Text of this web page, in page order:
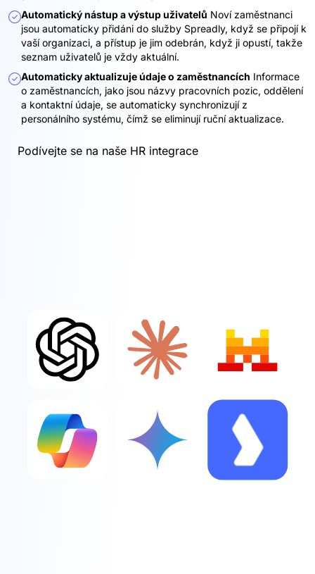
Automatický nástup a výstup uživatelů Noví zaměstnanci
jsou automaticky přidáni do služby Spreadly, když se připojí k
vaší organizaci, a přístup je jim odebrán, když ji opustí, takže
seznam uživatelů je vždy aktuální.
Automaticky aktualizuje údaje o zaměstnancích Informace
o zaměstnancích, jako jsou názvy pracovních pozic, oddělení
a kontaktní údaje, se automaticky synchronizují z
personálního systému, čímž se eliminují ruční aktualizace.
Podívejte se na naše HR integrace